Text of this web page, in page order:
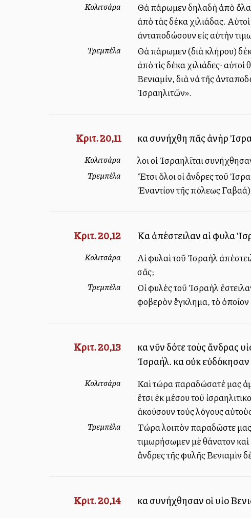
Κολιτσάρα
Θὰ πάρωμεν δηλαδὴ ἀπὸ
ἀπὸ τὰς δέκα χιλιάδας.
ἀνταποδώσουν εἰς αὐτὴν
Τρεμπέλα
Θὰ πάρωμεν (διὰ κλήρου)
ἀπὸ τὶς δέκα χιλιάδες·
Βενιαμίν, διὰ νὰ τῆς
Ἰσραηλιτῶν».
Κριτ. 20,11 καὶ συνήχθη πᾶς ἀνὴρ
Κολιτσάρα Ὅλοι οἱ Ἰσραηλῖται
Τρεμπέλα
Ἔτσι ὅλοι οἱ ἄνδρες τοῦ
Ἐναντίον τῆς πόλεως
Κριτ. 20,12 Καὶ ἀπέστειλαν αἱ φυλαὶ
Κολιτσάρα
Αἱ φυλαὶ τοῦ Ἰσραὴλ
σᾶς;
Τρεμπέλα
Οἱ φυλὲς τοῦ Ἰσραὴλ
φοβερὸν ἔγκλημα, τὸ ὁποῖον
Κριτ. 20,13
καὶ νῦν δότε τοὺς ἄνδρας
Ἰσραήλ. καὶ οὐκ
Κολιτσάρα
Καὶ τώρα παραδώσατέ μας
ἔτσι ἐκ μέσου τοῦ
ἀκούσουν τοὺς λόγους
Τρεμπέλα
Τώρα λοιπὸν παραδῶστε μας
τιμωρήσωμεν μὲ θάνατον
ἄνδρες τῆς φυλῆς
Κριτ. 20,14 καὶ συνήχθησαν οἱ υἱοὶ